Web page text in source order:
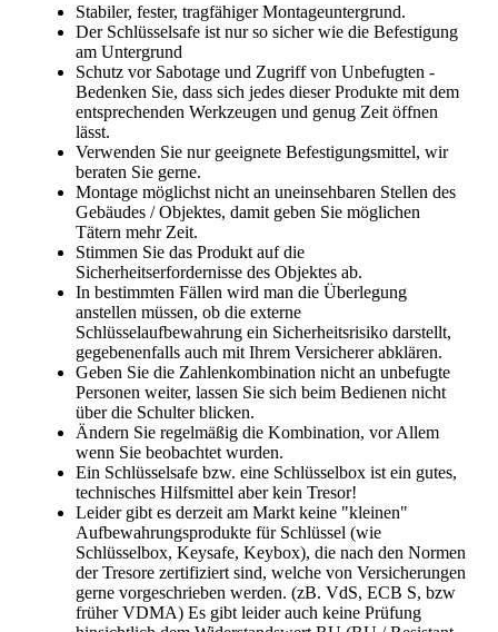
Stabiler, fester, tragfähiger Montageuntergrund.
Der Schlüsselsafe ist nur so sicher wie die Befestigung
am Untergrund
Schutz vor Sabotage und Zugriff von Unbefugten -
Bedenken Sie, dass sich jedes dieser Produkte mit dem
entsprechenden Werkzeugen und genug Zeit öffnen
lässt.
Verwenden Sie nur geeignete Befestigungsmittel, wir
beraten Sie gerne.
Montage möglichst nicht an uneinsehbaren Stellen des
Gebäudes / Objektes, damit geben Sie möglichen
Tätern mehr Zeit.
Stimmen Sie das Produkt auf die
Sicherheitserfordernisse des Objektes ab.
In bestimmten Fällen wird man die Überlegung
anstellen müssen, ob die externe
Schlüsselaufbewahrung ein Sicherheitsrisiko darstellt,
gegebenenfalls auch mit Ihrem Versicherer abklären.
Geben Sie die Zahlenkombination nicht an unbefugte
Personen weiter, lassen Sie sich beim Bedienen nicht
über die Schulter blicken.
Ändern Sie regelmäßig die Kombination, vor Allem
wenn Sie beobachtet wurden.
Ein Schlüsselsafe bzw. eine Schlüsselbox ist ein gutes,
technisches Hilfsmittel aber kein Tresor!
Leider gibt es derzeit am Markt keine "kleinen"
Aufbewahrungsprodukte für Schlüssel (wie
Schlüsselbox, Keysafe, Keybox), die nach den Normen
der Tresore zertifiziert sind, welche von Versicherungen
gerne vorgeschrieben werden. (zB. VdS, ECB S, bzw
früher VDMA) Es gibt leider auch keine Prüfung